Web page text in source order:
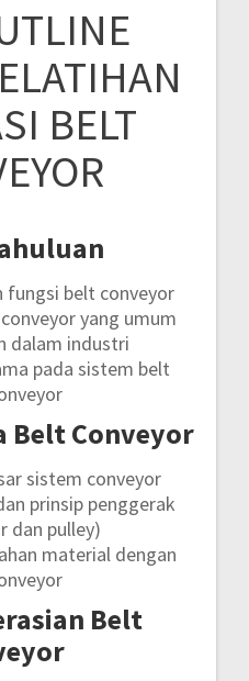
BELT
fungsi belt conveyor
yang umum
dalam industri
pada sistem belt
Belt Conveyor
sistem conveyor
prinsip penggerak
dan pulley)
material dengan
Belt